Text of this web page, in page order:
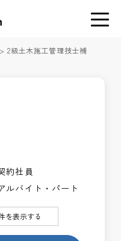
> 2級土木施工管理技士補
約社員
ルバイト・パート
を表示する